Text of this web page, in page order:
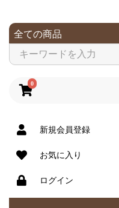
0
新規会員登録
お気に入り
ログイン